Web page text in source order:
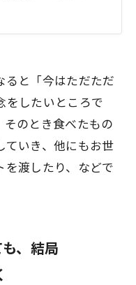
ると「今はただただ
をしたいところで
そのとき食べたもの
ていき、他にもお世
渡したり、などで
、結局